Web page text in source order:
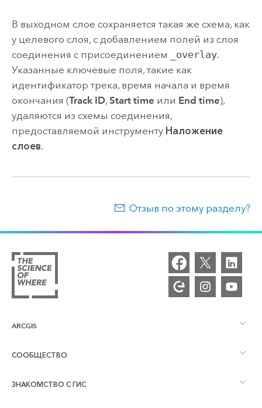
В выходном слое сохраняется такая же схема, как
у целевого слоя, с добавлением полей из слоя
соединения с присоединением
_overlay.
Указанные ключевые поля, такие как
идентификатор трека, время начала и время
окончания (Track ID, Start time или End time),
удаляются из схемы соединения,
предоставляемой инструменту Наложение
слоев.
Отзыв по этому разделу?
ARCGIS
Обзор ArcGIS
СООБЩЕСТВО
Сообщества и форумы
ЗНАКОМСТВО С ГИС